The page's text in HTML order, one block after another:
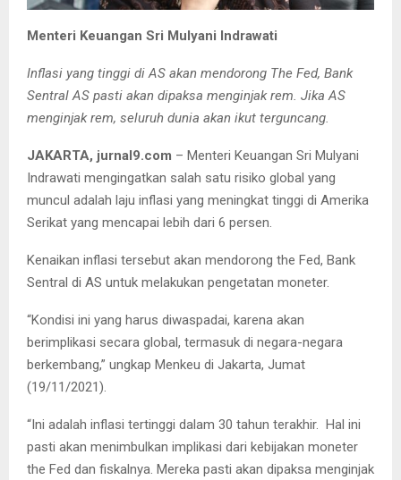
Menteri Keuangan Sri Mulyani Indrawati
Inflasi yang tinggi di AS akan mendorong The Fed, Bank
Sentral AS pasti akan dipaksa menginjak rem. Jika AS
menginjak rem, seluruh dunia akan ikut terguncang.
JAKARTA, jurnal9.com – Menteri Keuangan Sri Mulyani
Indrawati mengingatkan salah satu risiko global yang
muncul adalah laju inflasi yang meningkat tinggi di Amerika
Serikat yang mencapai lebih dari 6 persen.
Kenaikan inflasi tersebut akan mendorong the Fed, Bank
Sentral di AS untuk melakukan pengetatan moneter.
“Kondisi ini yang harus diwaspadai, karena akan
berimplikasi secara global, termasuk di negara-negara
berkembang,” ungkap Menkeu di Jakarta, Jumat
(19/11/2021).
“Ini adalah inflasi tertinggi dalam 30 tahun terakhir. Hal ini
pasti akan menimbulkan implikasi dari kebijakan moneter
the Fed dan fiskalnya. Mereka pasti akan dipaksa menginjak